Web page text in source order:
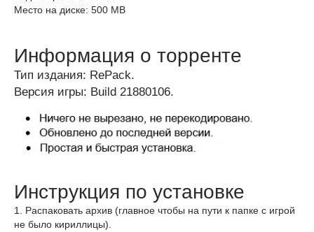
Место на диске: 500 MB
Информация о торренте
Тип издания: RePack.
Версия игры: Build 21880106.
Инструкция по установке
1. Распаковать архив (главное чтобы на пути к папке с игрой
не было кириллицы).